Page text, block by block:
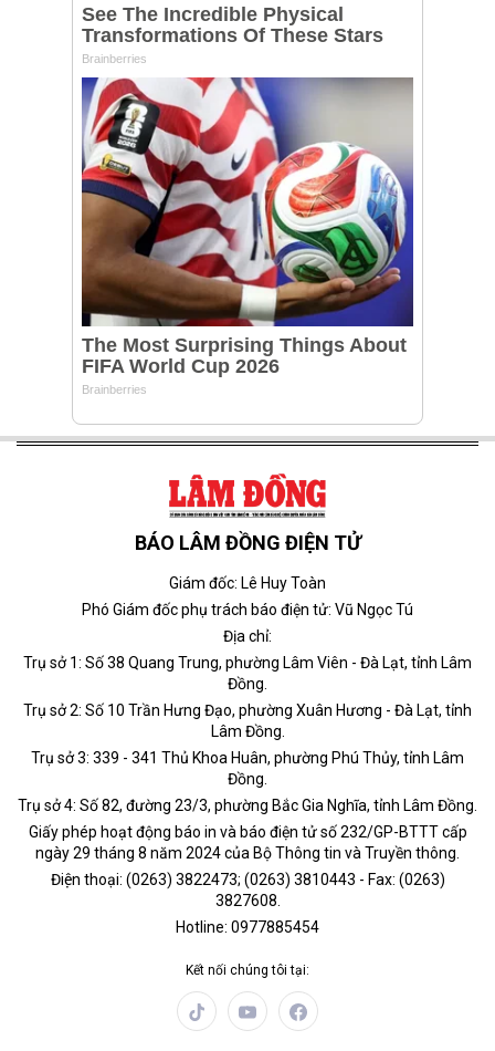
BÁO LÂM ĐỒNG ĐIỆN TỬ
Giám đốc: Lê Huy Toàn
Phó Giám đốc phụ trách báo điện tử: Vũ Ngọc Tú
Địa chỉ:
Trụ sở 1: Số 38 Quang Trung, phường Lâm Viên - Đà Lạt, tỉnh Lâm
Đồng.
Trụ sở 2: Số 10 Trần Hưng Đạo, phường Xuân Hương - Đà Lạt, tỉnh
Lâm Đồng.
Trụ sở 3: 339 - 341 Thủ Khoa Huân, phường Phú Thủy, tỉnh Lâm
Đồng.
Trụ sở 4: Số 82, đường 23/3, phường Bắc Gia Nghĩa, tỉnh Lâm Đồng.
Giấy phép hoạt động báo in và báo điện tử số 232/GP-BTTT cấp
ngày 29 tháng 8 năm 2024 của Bộ Thông tin và Truyền thông.
Điện thoại: (0263) 3822473; (0263) 3810443 - Fax: (0263)
3827608.
Hotline: 0977885454
Kết nối chúng tôi tại: